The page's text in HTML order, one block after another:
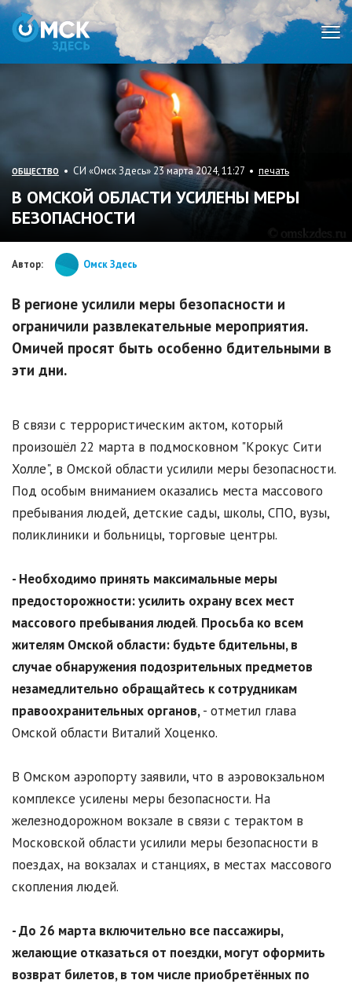
ОБЩЕСТВО • СИ «Омск Здесь» 23 марта 2024, 11:27 • печать
В ОМСКОЙ ОБЛАСТИ УСИЛЕНЫ МЕРЫ
БЕЗОПАСНОСТИ
Автор: Омск Здесь
В регионе усилили меры безопасности и
ограничили развлекательные мероприятия.
Омичей просят быть особенно бдительными в
эти дни.
В связи с террористическим актом, который
произошёл 22 марта в подмосковном "Крокус Сити
Холле", в Омской области усилили меры безопасности.
Под особым вниманием оказались места массового
пребывания людей, детские сады, школы, СПО, вузы,
поликлиники и больницы, торговые центры.
- Необходимо принять максимальные меры
предосторожности: усилить охрану всех мест
массового пребывания людей. Просьба ко всем
жителям Омской области: будьте бдительны, в
случае обнаружения подозрительных предметов
незамедлительно обращайтесь к сотрудникам
правоохранительных органов,- отметил глава
Омской области Виталий Хоценко.
В Омском аэропорту заявили, что в аэровокзальном
комплексе усилены меры безопасности. На
железнодорожном вокзале в связи с терактом в
Московской области усилили меры безопасности в
поездах, на вокзалах и станциях, в местах массового
скопления людей.
- До 26 марта включительно все пассажиры,
желающие отказаться от поездки, могут оформить
возврат билетов, в том числе приобретённых по